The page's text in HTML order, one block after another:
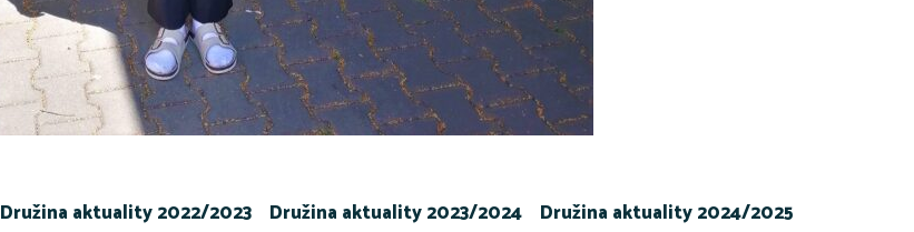
Družina aktuality 2022/2023 Družina aktuality 2023/2024
Družina aktuality 2024/2025